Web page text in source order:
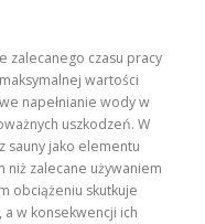
zalecanego czasu pracy
wartości
napełnianie wody w
uszkodzeń. W
sauny jako elementu
niż zalecane używaniem
obciążeniu skutkuje
w konsekwencji ich